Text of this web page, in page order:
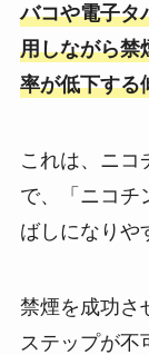
バコや電子タ
用しながら禁
率が低下する
これは、ニコ
で、「ニコチ
ばしになりや
禁煙を成功さ
ステップが不